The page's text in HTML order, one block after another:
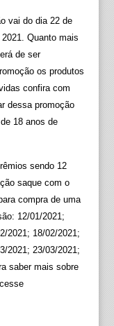
vai do dia 22 de
Quanto mais
de ser
os produtos
confira com
dessa promoção
18 anos de
sendo 12
saque com o
compra de uma
12/01/2021;
2021; 18/02/2021;
2021; 23/03/2021;
saber mais sobre